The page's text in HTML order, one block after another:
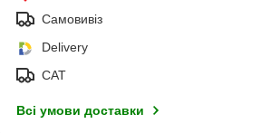
Самовивіз
Delivery
САТ
Всі умови доставки